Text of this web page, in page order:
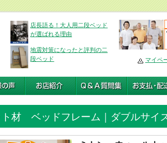
店長語る！大人用二段ベッド
が選ばれる理由
地震対策になったと評判の二
段ベッド
マイペ
材 ベッドフレーム｜ダブルサイ